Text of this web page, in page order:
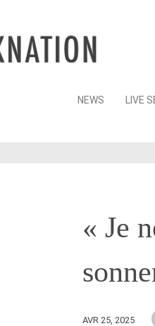
Skip
NEWS LIVE
« Je
AVR 25, 2025